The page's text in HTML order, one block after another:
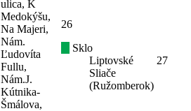
ulica, K
Medokýšu,
Na Majeri,
Nám.
Ľudovíta
Fullu,
Nám.J.
Kútnika-
Šmálova,
26
Sklo
Liptovské
Sliače
(Ružomberok)
27